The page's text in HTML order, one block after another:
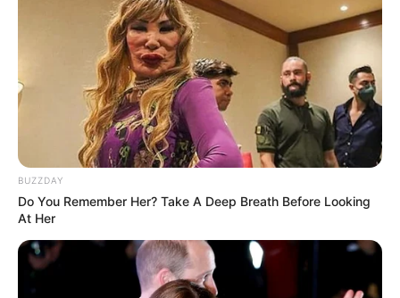
BUZZDAY
Do You Remember Her? Take A Deep Breath Before Looking
At Her